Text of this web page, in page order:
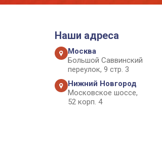
Наши адреса
Москва
Большой Саввинский
переулок, 9 стр. 3
Нижний Новгород
Московское шоссе,
52 корп. 4